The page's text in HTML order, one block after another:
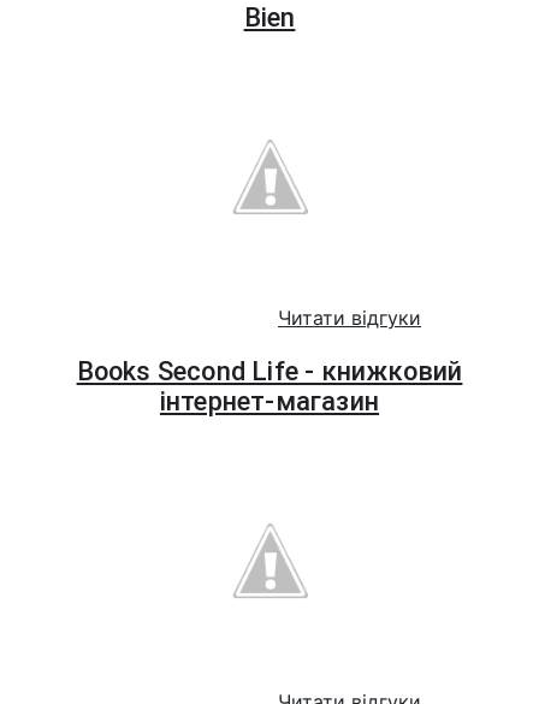
Bien
Читати відгуки
Books Second Life - книжковий
інтернет-магазин